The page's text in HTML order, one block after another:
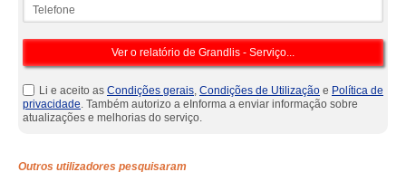
Li e aceito as Condições gerais, Condições de Utilização e Política de
privacidade. Também autorizo a eInforma a enviar informação sobre
atualizações e melhorias do serviço.
Outros utilizadores pesquisaram